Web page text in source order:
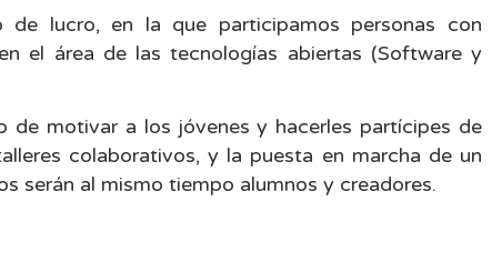
de lucro, en la que participamos personas con
el área de las tecnologías abiertas (Software y
de motivar a los jóvenes y hacerles partícipes de
colaborativos, y la puesta en marcha de un
serán al mismo tiempo alumnos y creadores.